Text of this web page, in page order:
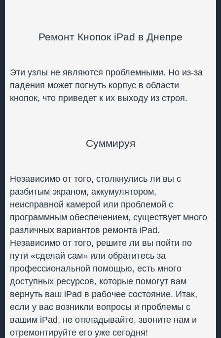
Ремонт Кнопок iPad в Днепре
Эти узлы не являются проблемными. Но из-за
падения может погнуть корпус в области
кнопок, что приведет к их выходу из строя.
Суммируя
Независимо от того, столкнулись ли вы с
разбитым экраном, аккумулятором,
неисправной камерой или проблемой с
программным обеспечением, существует много
различных вариантов ремонта iPad.
Независимо от того, решите ли вы пойти по
пути «сделай сам» или обратитесь за
профессиональной помощью, есть много
доступных ресурсов, которые помогут вам
вернуть ваш iPad в рабочее состояние. Итак,
если у вас возникли вопросы и проблемы с
вашим iPad, не откладывайте, звоните нам и
отремонтируйте его уже сегодня!